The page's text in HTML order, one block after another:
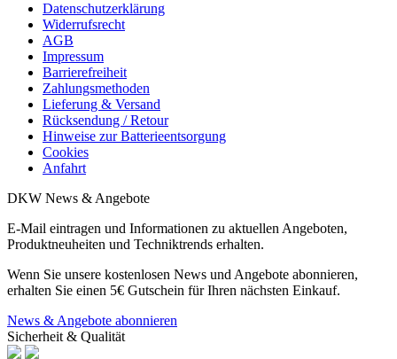
Datenschutzerklärung
Widerrufsrecht
AGB
Impressum
Barrierefreiheit
Zahlungsmethoden
Lieferung & Versand
Rücksendung / Retour
Hinweise zur Batterieentsorgung
Cookies
Anfahrt
DKW News & Angebote
E-Mail eintragen und Informationen zu aktuellen Angeboten,
Produktneuheiten und Techniktrends erhalten.
Wenn Sie unsere kostenlosen News und Angebote abonnieren,
erhalten Sie einen 5€ Gutschein für Ihren nächsten Einkauf.
News & Angebote abonnieren
Sicherheit & Qualität